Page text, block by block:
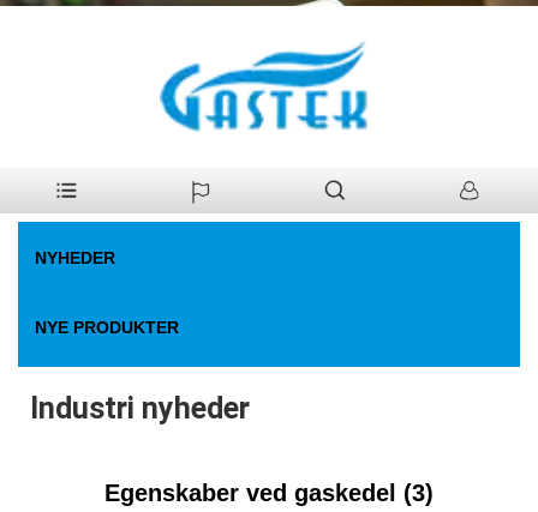
NYHEDER
NYE PRODUKTER
Industri nyheder
Egenskaber ved gaskedel (3)